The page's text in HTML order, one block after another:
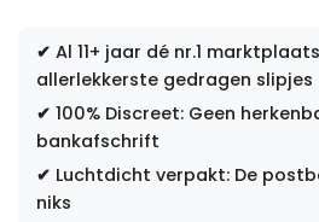
✔ Al 11+ jaar dé nr.1
allerlekkerste gedragen slipjes
✔ 100% Discreet: Geen
bankafschrift
✔ Luchtdicht verpakt: De
niks